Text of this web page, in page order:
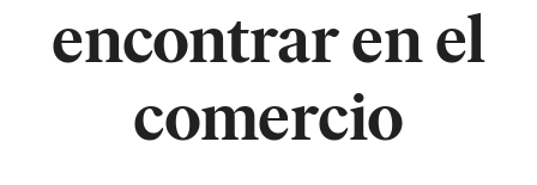
encontrar en el
comercio